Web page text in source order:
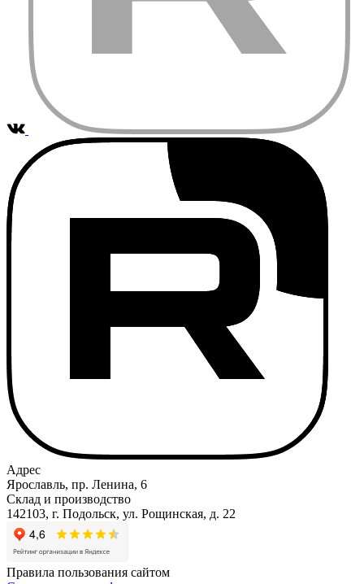
Адрес
Ярославль, пр. Ленина, 6
Склад и производство
142103, г. Подольск, ул. Рощинская, д. 22
Правила пользования сайтом